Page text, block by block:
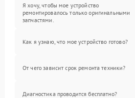
Я хочу, чтобы мое устройство
ремонтировалось только оригинальными
запчастями.
Как я узнаю, что мое устройство готово?
От чего зависит срок ремонта техники?
Диагностика проводится бесплатно?